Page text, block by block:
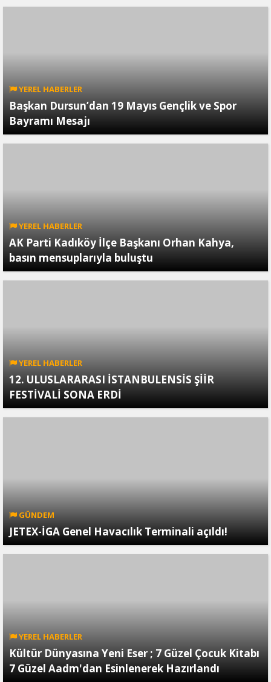
YEREL HABERLER
Başkan Dursun’dan 19 Mayıs Gençlik ve Spor
Bayramı Mesajı
YEREL HABERLER
AK Parti Kadıköy İlçe Başkanı Orhan Kahya,
basın mensuplarıyla buluştu
YEREL HABERLER
12. ULUSLARARASI İSTANBULENSİS ŞİİR
FESTİVALİ SONA ERDİ
GÜNDEM
JETEX-İGA Genel Havacılık Terminali açıldı!
YEREL HABERLER
Kültür Dünyasına Yeni Eser ; 7 Güzel Çocuk Kitabı
7 Güzel Aadm'dan Esinlenerek Hazırlandı